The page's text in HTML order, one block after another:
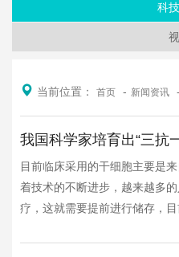
科
当前位置： 首页 新闻资讯
我国科学家培育出“三抗
目前临床采用的干细胞主要是
着技术的不断进步，越来越多
疗，这就需要提前进行储存，目